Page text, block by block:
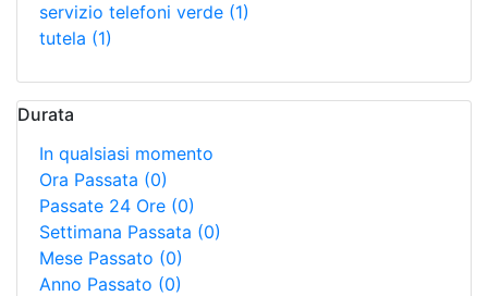
servizio telefoni verde (1)
tutela (1)
Durata
In qualsiasi momento
Ora Passata (0)
Passate 24 Ore (0)
Settimana Passata (0)
Mese Passato (0)
Anno Passato (0)